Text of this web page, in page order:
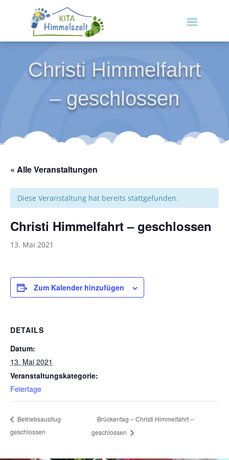
Christi Himmelfahrt
– geschlossen
« Alle Veranstaltungen
Diese Veranstaltung hat bereits stattgefunden.
Christi Himmelfahrt – geschlossen
13. Mai 2021
Zum Kalender hinzufügen
DETAILS
Datum:
13. Mai 2021
Veranstaltungskategorie:
Feiertage
Betriebsausflug
geschlossen
Brückentag – Christi Himmelfahrt –
geschlossen